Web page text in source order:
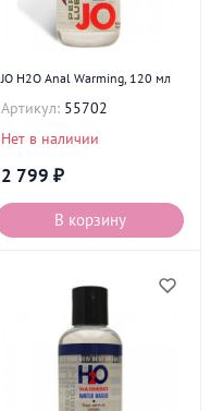
JO H2O Anal Warming, 120 мл
Артикул: 55702
Нет в наличии
2 799 ₽
В корзину